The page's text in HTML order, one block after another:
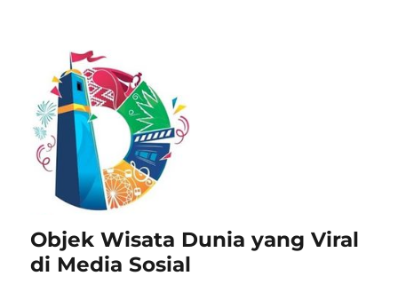
Objek Wisata Dunia yang Viral
di Media Sosial